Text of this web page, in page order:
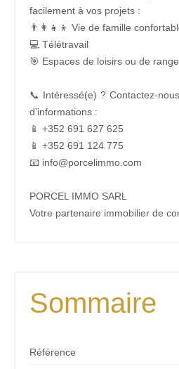
facilement à vos projets :
👨‍👩‍👧‍👦 Vie de famille
💻 Télétravail
🎯 Espaces de loisirs ou de
📞 Intéressé(e) ? Contactez-
d’informations :
📱 +352 691 627 625
📱 +352 691 124 775
📧 info@porcelimmo.com
PORCEL IMMO SARL
Votre partenaire immobilier de
Sommaire
Référence